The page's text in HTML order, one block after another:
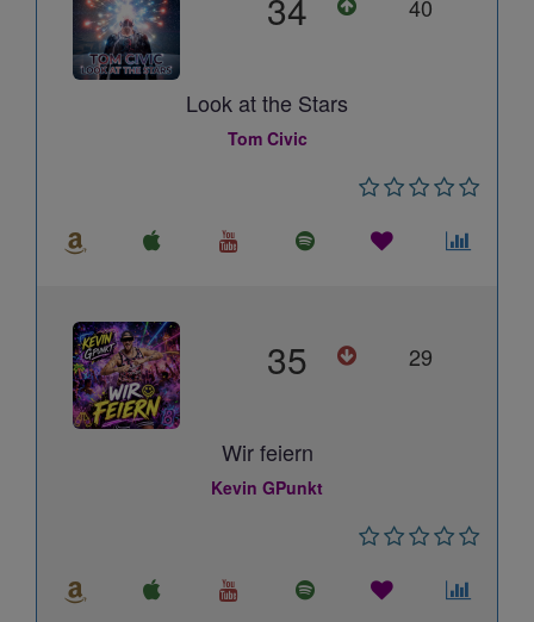
40
Look at the Stars
Tom Civic
35 29
Wir feiern
Kevin GPunkt